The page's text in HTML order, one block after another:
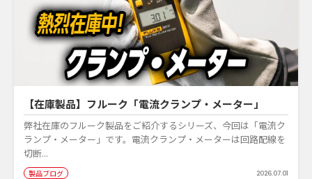
【在庫製品】フルーク「電流クランプ・メーター」
弊社在庫のフルーク製品をご紹介するシリーズ、今回は「電流ク
ランプ・メーター」です。電流クランプ・メーターは回路配線を
切断...
製品ブログ 2026.07.01